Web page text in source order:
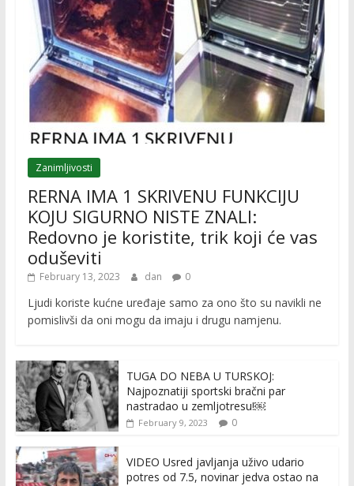
Zanimljivosti
RERNA IMA 1 SKRIVENU FUNKCIJU
KOJU SIGURNO NISTE ZNALI:
Redovno je koristite, trik koji će vas
oduševiti
February 13, 2023 dan 0
Ljudi koriste kućne uređaje samo za ono što su navikli ne
pomislivši da oni mogu da imaju i drugu namjenu.
TUGA DO NEBA U TURSKOJ:
Najpoznatiji sportski bračni par
nastradao u zemljotresu!￼
February 9, 2023 0
VIDEO Usred javljanja uživo udario
potres od 7.5, novinar jedva ostao na